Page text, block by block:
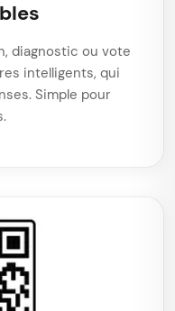
diagnostic ou vote
intelligents, qui
Simple pour